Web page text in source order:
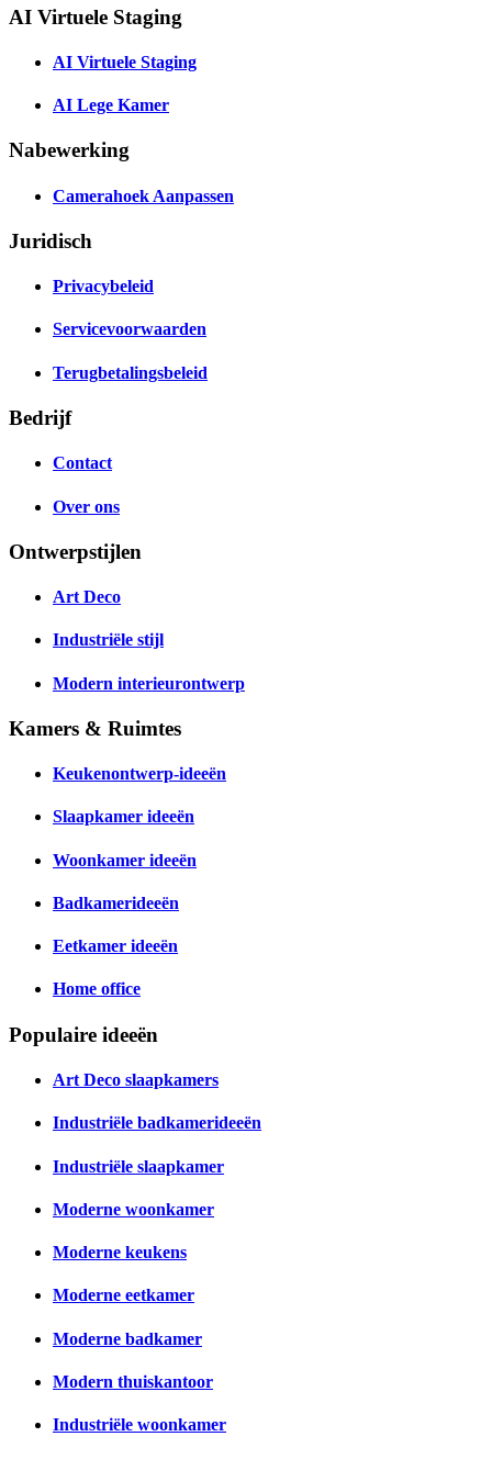
AI Virtuele Staging
AI Virtuele Staging
AI Lege Kamer
Nabewerking
Camerahoek Aanpassen
Juridisch
Privacybeleid
Servicevoorwaarden
Terugbetalingsbeleid
Bedrijf
Contact
Over ons
Ontwerpstijlen
Art Deco
Industriële stijl
Modern interieurontwerp
Kamers & Ruimtes
Keukenontwerp-ideeën
Slaapkamer ideeën
Woonkamer ideeën
Badkamerideeën
Eetkamer ideeën
Home office
Populaire ideeën
Art Deco slaapkamers
Industriële badkamerideeën
Industriële slaapkamer
Moderne woonkamer
Moderne keukens
Moderne eetkamer
Moderne badkamer
Modern thuiskantoor
Industriële woonkamer